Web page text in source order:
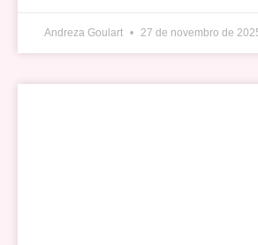
Andreza Goulart 27 de novembro de